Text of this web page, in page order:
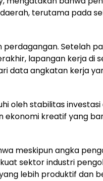
terutama pada
Setelah
lapangan kerja di
data angkatan kerja
oleh stabilitas
ekonomi kreatif yang
meskipun angka
sektor industri
lebih produktif dan